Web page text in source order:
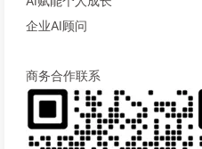
企业AI顾问
商务合作联系